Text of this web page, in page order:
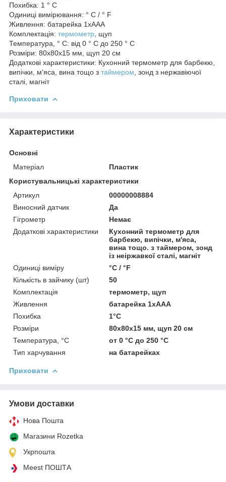
Похибка: 1 ° C
Одиниці вимірювання: ° C / ° F
Живлення: батарейка 1хAAA
Комплектація: термометр , щуп
Температура, ° C: від 0 ° C до 250 ° C
Розміри: 80х80х15 мм, щуп 20 см
Додаткові характеристики: Кухонний термометр для барбекю,
випічки, м'яса, вина тощо з таймером , зонд з нержавіючої
сталі, магніт
Приховати
Характеристики
Основні
Матеріал
Пластик
Користувальницькі характеристики
Артикул
00000008884
Виносний датчик
Да
Гігрометр
Немає
Додаткові характеристики
Кухонний термометр для
барбекю, випічки, м'яса,
вина тощо. з таймером, зонд
із неіржавкої сталі, магніт
Одиниці виміру
°C / °F
Кількість в зайчику (шт)
50
Комплектація
термометр, щуп
Живлення
батарейка 1хAAA
Похибка
1°C
Розміри
80х80х15 мм, щуп 20 см
Температура, °C
от 0 °C до 250 °C
Тип харчування
на батарейках
Приховати
Умови доставки
Нова Пошта
Магазини Rozetka
Укрпошта
Meest ПОШТА